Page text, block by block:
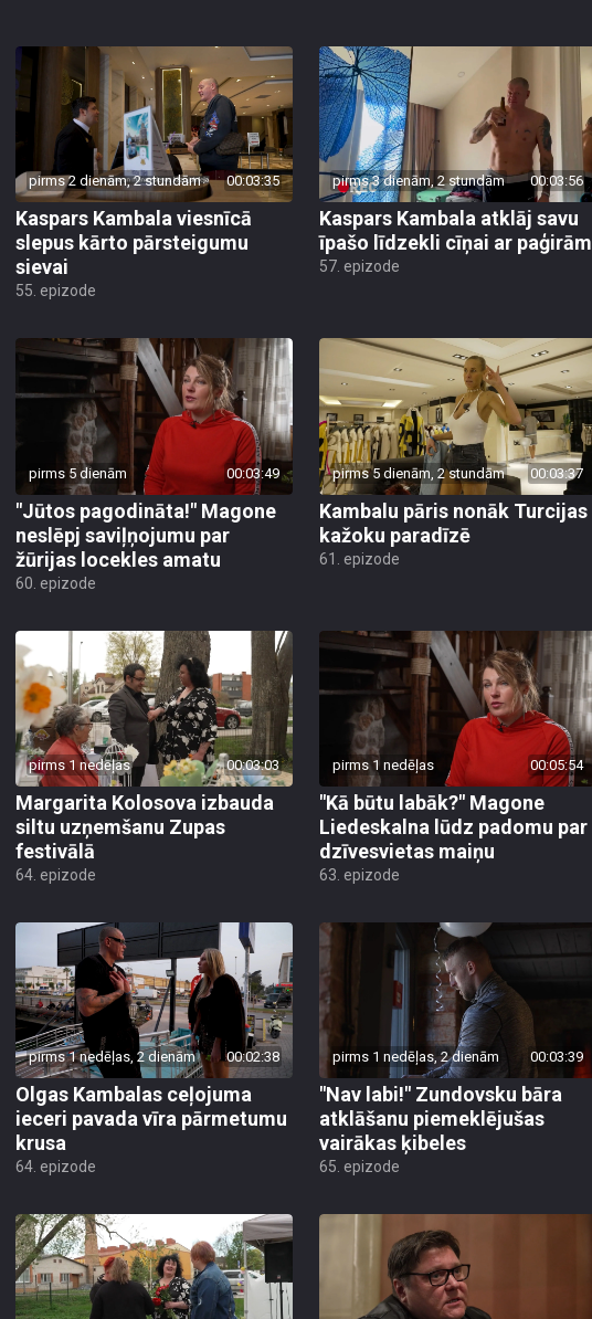
pirms 2 dienām, 2 stundām 00:03:35
Kaspars Kambala viesnīcā
slepus kārto pārsteigumu
sievai
55. epizode
pirms 3 dienām, 2 stundām 00:03:56
Kaspars Kambala atklāj savu
īpašo līdzekli cīņai ar paģirām
57. epizode
pirms 5 dienām 00:03:49
"Jūtos pagodināta!" Magone
neslēpj saviļņojumu par
žūrijas locekles amatu
60. epizode
pirms 5 dienām, 2 stundām 00:03:37
Kambalu pāris nonāk Turcijas
kažoku paradīzē
61. epizode
pirms 1 nedēļas 00:03:03
Margarita Kolosova izbauda
siltu uzņemšanu Zupas
festivālā
64. epizode
pirms 1 nedēļas 00:05:54
"Kā būtu labāk?" Magone
Liedeskalna lūdz padomu par
dzīvesvietas maiņu
63. epizode
pirms 1 nedēļas, 2 dienām 00:02:38
Olgas Kambalas ceļojuma
ieceri pavada vīra pārmetumu
krusa
64. epizode
pirms 1 nedēļas, 2 dienām 00:03:39
"Nav labi!" Zundovsku bāra
atklāšanu piemeklējušas
vairākas ķibeles
65. epizode